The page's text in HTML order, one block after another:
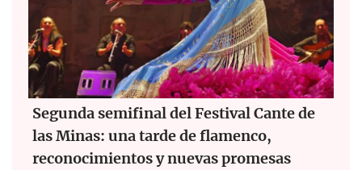
Segunda semifinal del Festival Cante de
las Minas: una tarde de flamenco,
reconocimientos y nuevas promesas